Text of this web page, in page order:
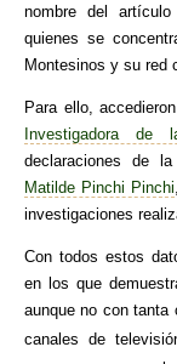
nombre del
quienes se
Montesinos y su red
Para ello,
Investigadora
declaraciones de
Matilde Pinchi Pinchi
investigaciones
Con todos estos
en los que
aunque no con tanta
canales de